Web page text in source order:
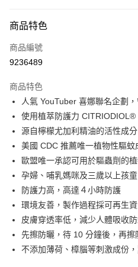
台灣樂天信用卡公司
全盈+PAY
大哥付你分期
2.付款方式選擇「大哥付你分期」，訂
流程，驗證手機門號後，選擇欲分期的
成交易。
3.實際核准額度、可分期數及費用金額
4.訂單成立30分鐘內，如未前往確認交
消。如遇「轉專審核」未通過狀況，表
法說明評估內容。
【繳款方式說明】
1.分期款項不併入電信帳單，「大哥付
醒簡訊。
帳／街口支付／iPASS MONEY」等通
【注意事項】
1.本服務係由「台灣大哥大股份有限公
用戶於交易時，得透過本服務購買商品
運送方式
全家取貨付款免運
免運費
付款後全家取貨免運
免運費
萊爾富取貨付款免運
免運費
付款後萊爾富取貨免運
免運費
商品特色
商品編號
9236489
商品特色
人氣 YouTuber 喜娜聯名企劃
使用植萃防護力
源自檸檬尤加利精油的活性成
美國 CDC 推薦唯一植物性驅蚊
歐盟唯一承認可用於驅蟲劑的
孕婦、哺乳媽咪及三歲以上孩
防護力高，高達４小時防護
環境友善，製作過程採可再生
皮膚穿透率低，減少人體吸收
先擦防曬，待 10 分鐘後，再擦
不添加薄荷、樟腦等刺激成份